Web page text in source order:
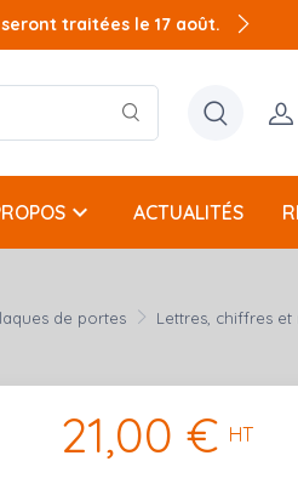
seront traitées le 17 août.
keyboard_arrow_down ACTUALITÉS
de portes Lettres, chiffres
21,00 € HT